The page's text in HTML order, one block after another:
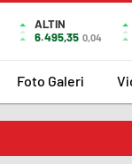
ALTIN
6.495,35 0,04
Foto Galeri